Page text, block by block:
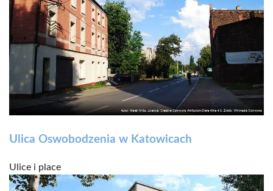
Ulica Oswobodzenia w Katowicach
Ulice i place